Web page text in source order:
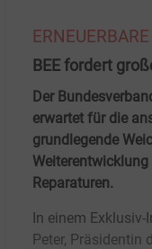
BEE fordert
Der
erwartet für die
grundlegende
Reparaturen.
In einem
Peter, Präsidentin